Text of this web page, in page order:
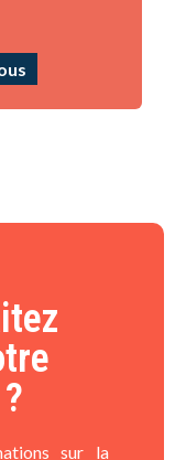
?​
sur la